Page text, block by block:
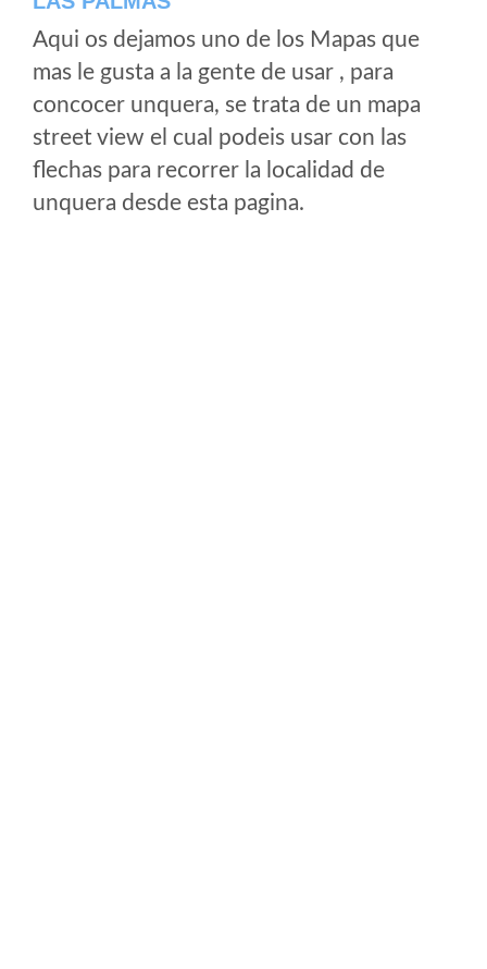
Aqui os dejamos uno de los Mapas que
mas le gusta a la gente de usar , para
concocer unquera, se trata de un mapa
street view el cual podeis usar con las
flechas para recorrer la localidad de
unquera desde esta pagina.